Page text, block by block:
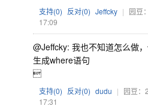
支持(0) 反对(0) Jeffcky | 园豆
17:09
@Jeffcky: 我也不知道怎么做
生成where语句

支持(0) 反对(0) dudu | 园豆：
17:31